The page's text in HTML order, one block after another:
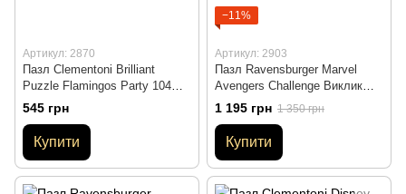
Артикул: 2870
Пазл Clementoni Brilliant
Puzzle Flamingos Party 104
шт. (20151)
545 грн
Купити
−11%
Артикул: 2903
Пазл Ravensburger Marvel
Avengers Challenge Виклик
Месників 1000 шт. (165629)
1 195 грн 1 350 грн
Купити